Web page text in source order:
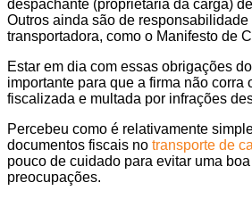
despachante (proprietária da carga)
Outros ainda são de responsabilidade
transportadora, como o Manifesto de
Estar em dia com essas obrigações
importante para que a firma não corra
fiscalizada e multada por infrações
Percebeu como é relativamente
documentos fiscais no transporte de
pouco de cuidado para evitar uma
preocupações.